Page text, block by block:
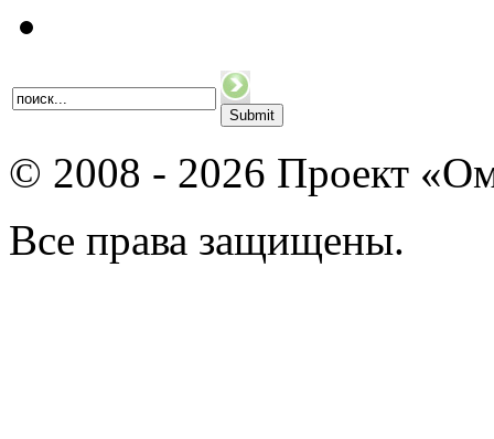
© 2008 - 2026 Проект
Все права защищены.